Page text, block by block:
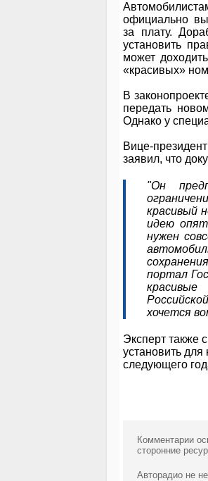
официально
за плату.
установить
может
«красивых»
В
передать
Однако у
Вице-
заявил, что
"Он
красивый
идею
нужен
портал
хочется
Эксперт также
установить
следующего
Комментарии
сторонние
Авторадио не